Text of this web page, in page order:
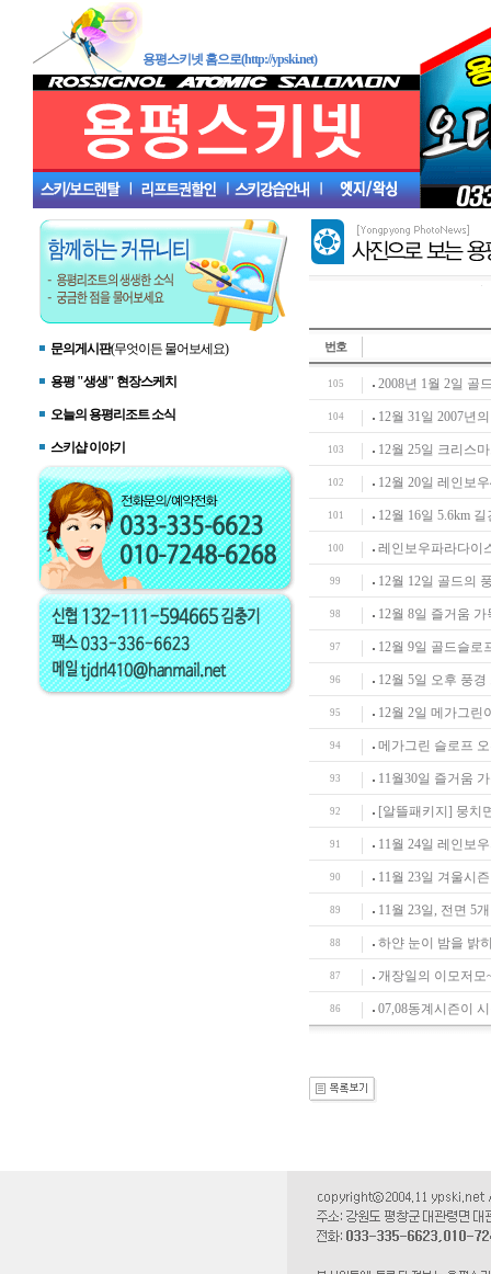
용평스키넷 홈으로(http://ypski.net)
문의게시판(무엇이든 물어보세요)
용평 "생생" 현장스케치
오늘의 용평리조트 소식
스키샵 이야기
번호
105 2008년 1월 2일 골
104 12월 31일 2007년
103 12월 25일 크리스
102 12월 20일 레인보
101 12월 16일 5.6km
100 레인보우파라다이
99 12월 12일 골드의
98 12월 8일 즐거움
97 12월 9일 골드슬로
96 12월 5일 오후 풍경
95 12월 2일 메가그린
94 메가그린 슬로프
93 11월30일 즐거움
92 [알뜰패키지] 뭉치
91 11월 24일 레인보
90 11월 23일 겨울시
89 11월 23일, 전면 5
88 하얀 눈이 밤을 밝
87 개장일의 이모저모
86 07,08동계시즌이